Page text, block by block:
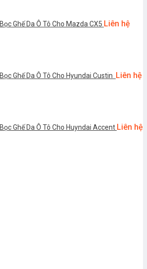
Bọc Ghế Da Ô Tô Cho Mazda CX5 Liên hệ
Bọc Ghế Da Ô Tô Cho Hyundai Custin Liên hệ
Bọc Ghế Da Ô Tô Cho Huyndai Accent Liên hệ